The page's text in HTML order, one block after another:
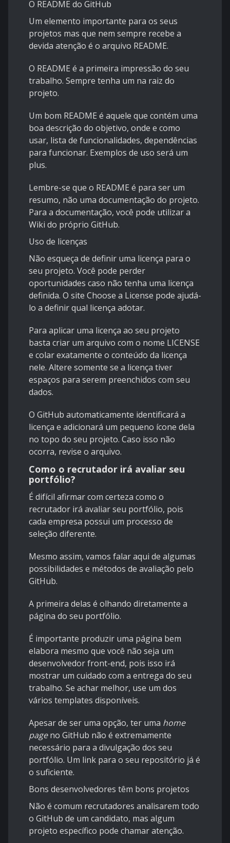
O README do GitHub
Um elemento importante para os seus
projetos mas que nem sempre recebe a
devida atenção é o arquivo README.
O README é a primeira impressão do seu
trabalho. Sempre tenha um na raiz do
projeto.
Um bom README é aquele que contém uma
boa descrição do objetivo, onde e como
usar, lista de funcionalidades, dependências
para funcionar. Exemplos de uso será um
plus.
Lembre-se que o README é para ser um
resumo, não uma documentação do projeto.
Para a documentação, você pode utilizar a
Wiki do próprio GitHub.
Uso de licenças
Não esqueça de definir uma licença para o
seu projeto. Você pode perder
oportunidades caso não tenha uma licença
definida. O site Choose a License pode ajudá-
lo a definir qual licença adotar.
Para aplicar uma licença ao seu projeto
basta criar um arquivo com o nome LICENSE
e colar exatamente o conteúdo da licença
nele. Altere somente se a licença tiver
espaços para serem preenchidos com seu
dados.
O GitHub automaticamente identificará a
licença e adicionará um pequeno ícone dela
no topo do seu projeto. Caso isso não
ocorra, revise o arquivo.
Como o recrutador irá avaliar seu
portfólio?
É difícil afirmar com certeza como o
recrutador irá avaliar seu portfólio, pois
cada empresa possui um processo de
seleção diferente.
Mesmo assim, vamos falar aqui de algumas
possibilidades e métodos de avaliação pelo
GitHub.
A primeira delas é olhando diretamente a
página do seu portfólio.
É importante produzir uma página bem
elabora mesmo que você não seja um
desenvolvedor front-end, pois isso irá
mostrar um cuidado com a entrega do seu
trabalho. Se achar melhor, use um dos
vários templates disponíveis.
Apesar de ser uma opção, ter uma home
pageno GitHub não é extremamente
necessário para a divulgação dos seu
portfólio. Um link para o seu repositório já é
o suficiente.
Bons desenvolvedores têm bons projetos
Não é comum recrutadores analisarem todo
o GitHub de um candidato, mas algum
projeto específico pode chamar atenção.